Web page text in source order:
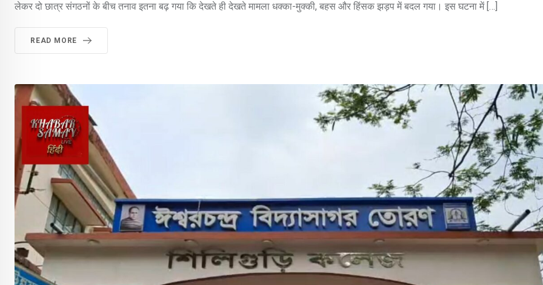
लेकर दो छात्र संगठनों के बीच तनाव इतना बढ़ गया कि देखते ही देखते मामला धक्का-मुक्की, बहस और हिंसक झड़प में बदल गया। इस घटना में […]
READ MORE